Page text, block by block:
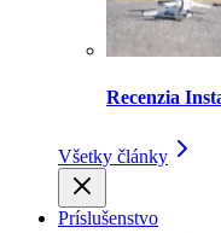
Recenzia
Všetky články
Príslušenstvo